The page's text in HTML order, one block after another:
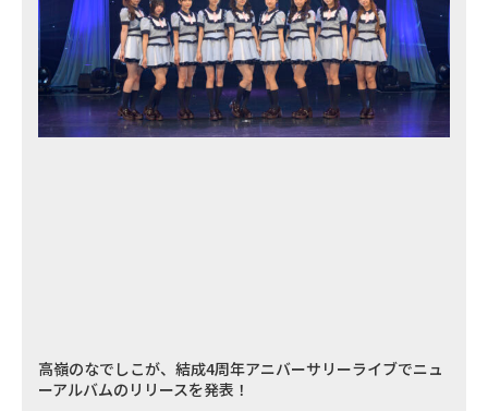
高嶺のなでしこが、結成4周年アニバーサリーライブでニュ
ーアルバムのリリースを発表！